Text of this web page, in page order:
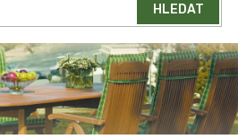
HLEDAT